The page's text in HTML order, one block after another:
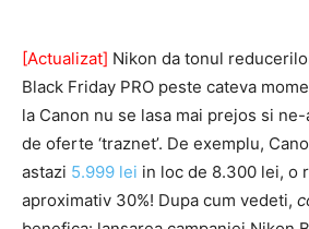
[Actualizat] Nikon da tonul
Black Friday PRO peste cateva
la Canon nu se lasa mai prejos si
de oferte ‘traznet’. De exemplu,
astazi 5.999 lei in loc de 8.300 lei, o
aproximativ 30%! Dupa cum vedeti,